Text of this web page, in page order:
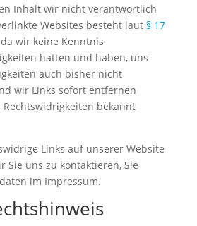
Inhalt wir nicht verantwortlich
Websites besteht laut § 17
wir keine Kenntnis
hatten und haben, uns
auch bisher nicht
wir Links sofort entfernen
bekannt
Links auf unserer Website
Sie uns zu kontaktieren, Sie
im Impressum.